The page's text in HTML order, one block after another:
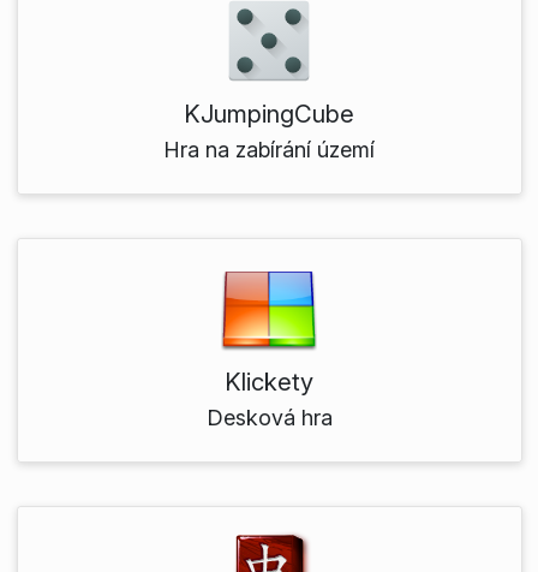
KJumpingCube
Hra na zabírání území
Klickety
Desková hra